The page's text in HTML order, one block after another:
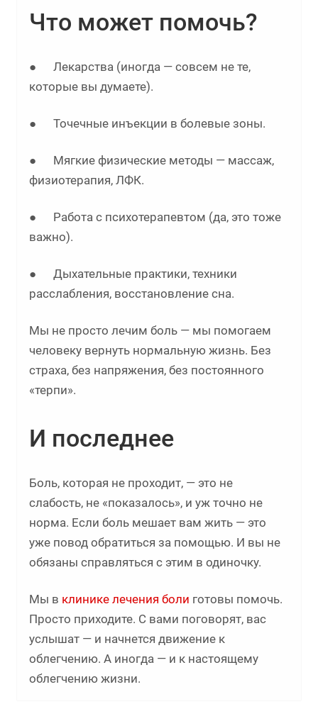
Что может помочь?
● Лекарства (иногда — совсем не те,
которые вы думаете).
● Точечные инъекции в болевые зоны.
● Мягкие физические методы — массаж,
физиотерапия, ЛФК.
● Работа с психотерапевтом (да, это тоже
важно).
● Дыхательные практики, техники
расслабления, восстановление сна.
Мы не просто лечим боль — мы помогаем
человеку вернуть нормальную жизнь. Без
страха, без напряжения, без постоянного
«терпи».
И последнее
Боль, которая не проходит, — это не
слабость, не «показалось», и уж точно не
норма. Если боль мешает вам жить — это
уже повод обратиться за помощью. И вы не
обязаны справляться с этим в одиночку.
Мы в клинике лечения боли готовы помочь.
Просто приходите. С вами поговорят, вас
услышат — и начнется движение к
облегчению. А иногда — и к настоящему
облегчению жизни.